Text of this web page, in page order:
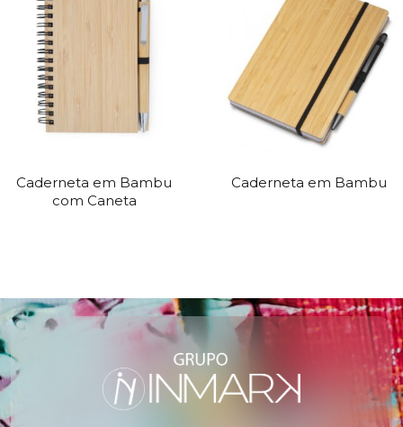
Caderneta em Bambu
com Caneta
Caderneta em Bambu